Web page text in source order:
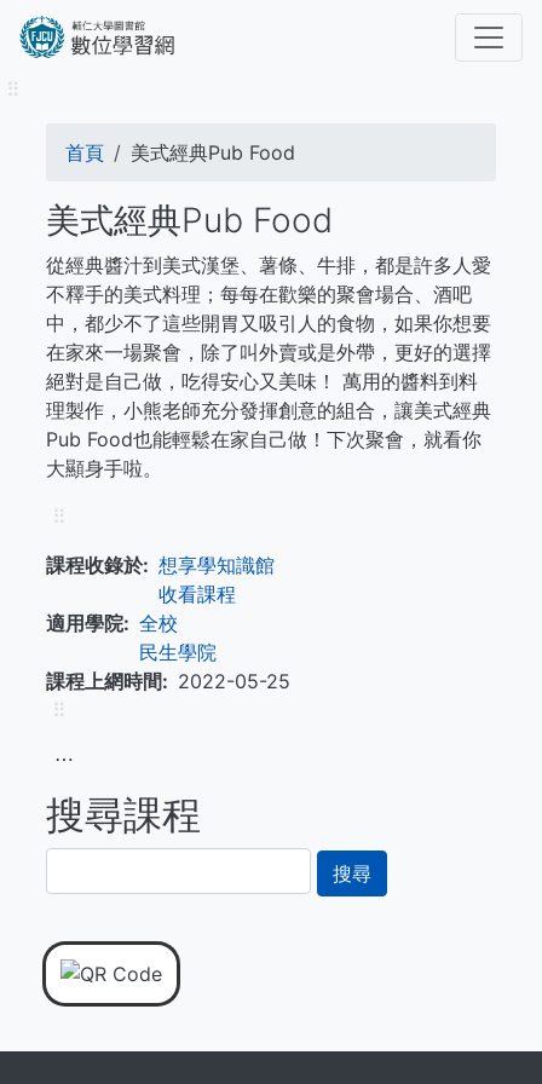
內
⠿
導
航
連
結
首頁 美式經典Pub Food
美式經典Pub Food
從經典醬汁到美式漢堡、薯條、牛排，都是許多人愛
不釋手的美式料理；每每在歡樂的聚會場合、酒吧
中，都少不了這些開胃又吸引人的食物，如果你想要
在家來一場聚會，除了叫外賣或是外帶，更好的選擇
絕對是自己做，吃得安心又美味！ 萬用的醬料到料
理製作，小熊老師充分發揮創意的組合，讓美式經典
Pub Food也能輕鬆在家自己做！下次聚會，就看你
大顯身手啦。
⠿
課程收錄於
想享學知識館
收看課程
適用學院
全校
民生學院
課程上網時間
2022-05-25
⠿
⋯
搜尋課程
尋